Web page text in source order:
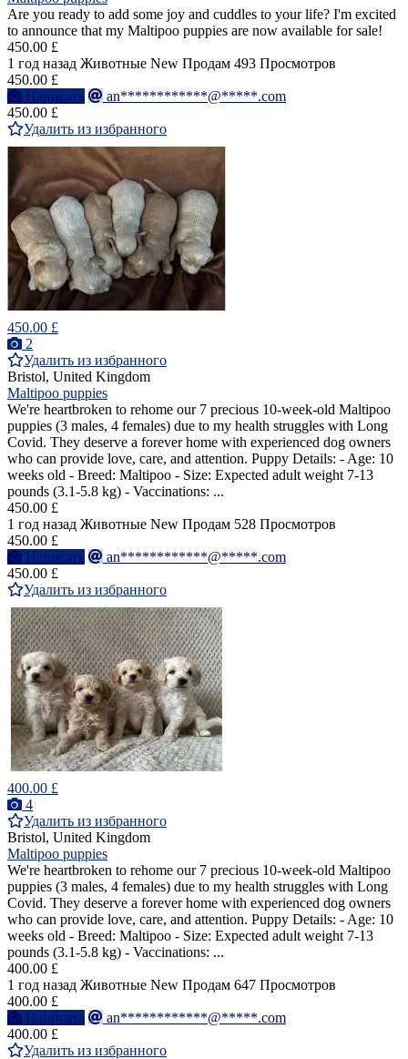
Are you ready to add some joy and cuddles to your life? I'm excited
to announce that my Maltipoo puppies are now available for sale!
450.00 £
1 год назад Животные New Продам 493 Просмотров
450.00 £
Написать
an************@*****.com
450.00 £
Удалить из избранного
450.00 £
2
Удалить из избранного
Bristol, United Kingdom
Maltipoo puppies
We're heartbroken to rehome our 7 precious 10-week-old Maltipoo
puppies (3 males, 4 females) due to my health struggles with Long
Covid. They deserve a forever home with experienced dog owners
who can provide love, care, and attention. Puppy Details: - Age: 10
weeks old - Breed: Maltipoo - Size: Expected adult weight 7-13
pounds (3.1-5.8 kg) - Vaccinations: ...
450.00 £
1 год назад Животные New Продам 528 Просмотров
450.00 £
Написать
an************@*****.com
450.00 £
Удалить из избранного
400.00 £
4
Удалить из избранного
Bristol, United Kingdom
Maltipoo puppies
We're heartbroken to rehome our 7 precious 10-week-old Maltipoo
puppies (3 males, 4 females) due to my health struggles with Long
Covid. They deserve a forever home with experienced dog owners
who can provide love, care, and attention. Puppy Details: - Age: 10
weeks old - Breed: Maltipoo - Size: Expected adult weight 7-13
pounds (3.1-5.8 kg) - Vaccinations: ...
400.00 £
1 год назад Животные New Продам 647 Просмотров
400.00 £
Написать
an************@*****.com
400.00 £
Удалить из избранного